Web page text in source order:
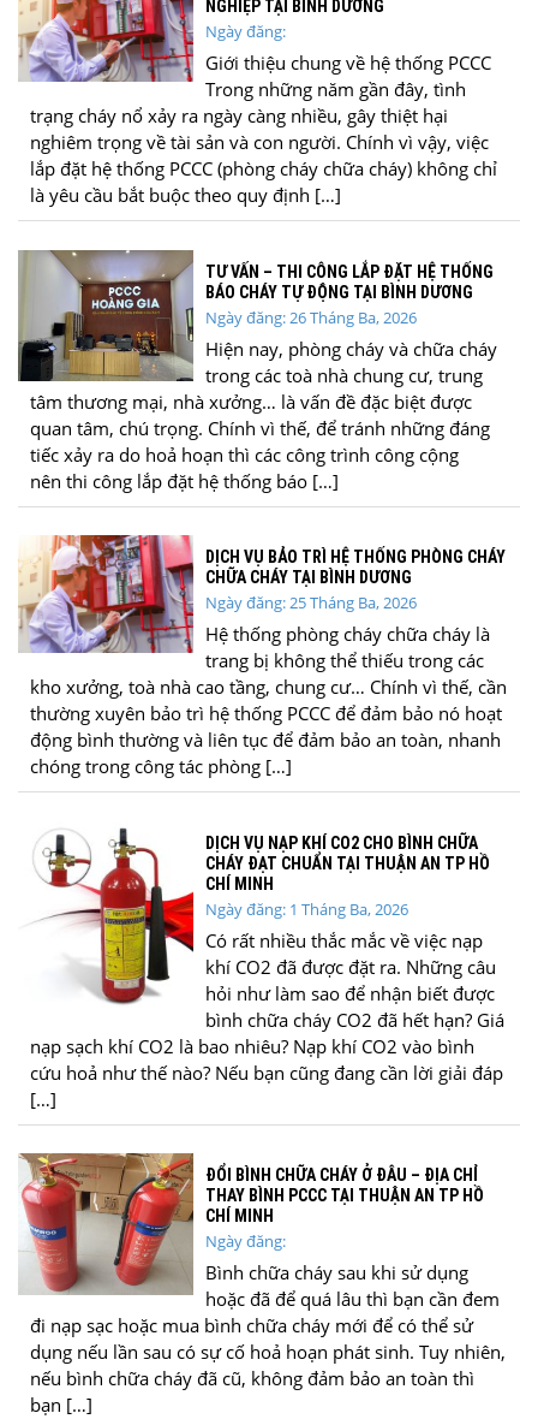
NGHIỆP TẠI BÌNH DƯƠNG
Ngày đăng:
Giới thiệu chung về hệ thống PCCC
Trong những năm gần đây, tình
trạng cháy nổ xảy ra ngày càng nhiều, gây thiệt hại
nghiêm trọng về tài sản và con người. Chính vì vậy, việc
lắp đặt hệ thống PCCC (phòng cháy chữa cháy) không chỉ
là yêu cầu bắt buộc theo quy định […]
TƯ VẤN – THI CÔNG LẮP ĐẶT HỆ THỐNG
BÁO CHÁY TỰ ĐỘNG TẠI BÌNH DƯƠNG
Ngày đăng: 26 Tháng Ba, 2026
Hiện nay, phòng cháy và chữa cháy
trong các toà nhà chung cư, trung
tâm thương mại, nhà xưởng… là vấn đề đặc biệt được
quan tâm, chú trọng. Chính vì thế, để tránh những đáng
tiếc xảy ra do hoả hoạn thì các công trình công cộng
nên thi công lắp đặt hệ thống báo […]
DỊCH VỤ BẢO TRÌ HỆ THỐNG PHÒNG CHÁY
CHỮA CHÁY TẠI BÌNH DƯƠNG
Ngày đăng: 25 Tháng Ba, 2026
Hệ thống phòng cháy chữa cháy là
trang bị không thể thiếu trong các
kho xưởng, toà nhà cao tầng, chung cư… Chính vì thế, cần
thường xuyên bảo trì hệ thống PCCC để đảm bảo nó hoạt
động bình thường và liên tục để đảm bảo an toàn, nhanh
chóng trong công tác phòng […]
DỊCH VỤ NẠP KHÍ CO2 CHO BÌNH CHỮA
CHÁY ĐẠT CHUẨN TẠI THUẬN AN TP HỒ
CHÍ MINH
Ngày đăng: 1 Tháng Ba, 2026
Có rất nhiều thắc mắc về việc nạp
khí CO2 đã được đặt ra. Những câu
hỏi như làm sao để nhận biết được
bình chữa cháy CO2 đã hết hạn? Giá
nạp sạch khí CO2 là bao nhiêu? Nạp khí CO2 vào bình
cứu hoả như thế nào? Nếu bạn cũng đang cần lời giải đáp
[…]
ĐỔI BÌNH CHỮA CHÁY Ở ĐÂU – ĐỊA CHỈ
THAY BÌNH PCCC TẠI THUẬN AN TP HỒ
CHÍ MINH
Ngày đăng:
Bình chữa cháy sau khi sử dụng
hoặc đã để quá lâu thì bạn cần đem
đi nạp sạc hoặc mua bình chữa cháy mới để có thể sử
dụng nếu lần sau có sự cố hoả hoạn phát sinh. Tuy nhiên,
nếu bình chữa cháy đã cũ, không đảm bảo an toàn thì
bạn […]